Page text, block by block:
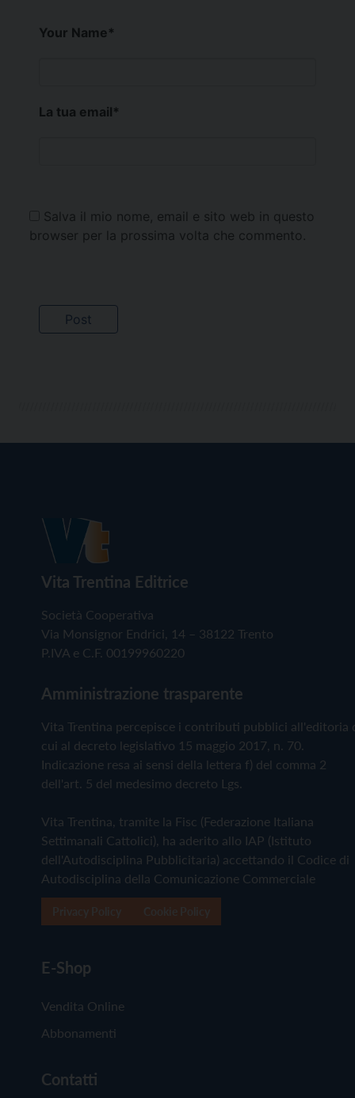
Your Name*
La tua email*
Salva il mio nome, email e sito web in questo
browser per la prossima volta che commento.
Vita Trentina Editrice
Società Cooperativa
Via Monsignor Endrici, 14 – 38122 Trento
P.IVA e C.F. 00199960220
Amministrazione trasparente
Vita Trentina percepisce i contributi pubblici all'editoria
cui al decreto legislativo 15 maggio 2017, n. 70.
Indicazione resa ai sensi della lettera f) del comma 2
dell'art. 5 del medesimo decreto Lgs.
Vita Trentina, tramite la Fisc (Federazione Italiana
Settimanali Cattolici), ha aderito allo IAP (Istituto
dell'Autodisciplina Pubblicitaria) accettando il Codice di
Autodisciplina della Comunicazione Commerciale
E-Shop
Vendita Online
Abbonamenti
Contatti